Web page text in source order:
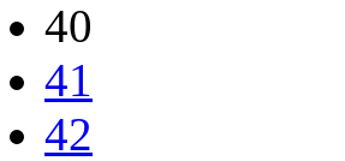
40
41
42